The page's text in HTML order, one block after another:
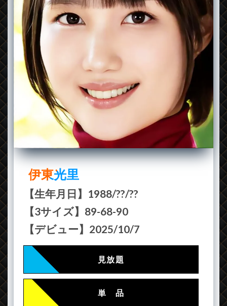
伊東光里
【生年月日】1988/??/??
【3サイズ】89-68-90
【デビュー】2025/10/7
見放題
単 品